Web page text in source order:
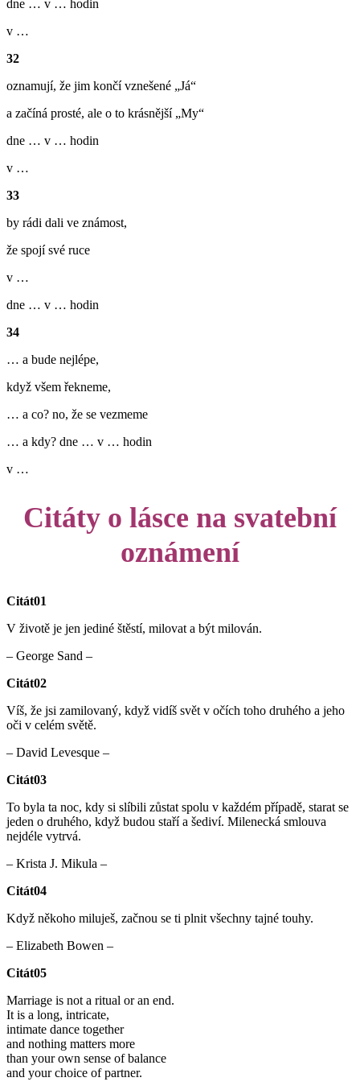
dne … v … hodin
v …
32
oznamují, že jim končí vznešené „Já“
a začíná prosté, ale o to krásnější „My“
dne … v … hodin
v …
33
by rádi dali ve známost,
že spojí své ruce
v …
dne … v … hodin
34
… a bude nejlépe,
když všem řekneme,
… a co? no, že se vezmeme
… a kdy? dne … v … hodin
v …
Citáty o lásce na svatební
oznámení
Citát01
V životě je jen jediné štěstí, milovat a být milován.
– George Sand –
Citát02
Víš, že jsi zamilovaný, když vidíš svět v očích toho druhého a jeho
oči v celém světě.
– David Levesque –
Citát03
To byla ta noc, kdy si slíbili zůstat spolu v každém případě, starat se
jeden o druhého, když budou staří a šediví. Milenecká smlouva
nejdéle vytrvá.
– Krista J. Mikula –
Citát04
Když někoho miluješ, začnou se ti plnit všechny tajné touhy.
– Elizabeth Bowen –
Citát05
Marriage is not a ritual or an end.
It is a long, intricate,
intimate dance together
and nothing matters more
than your own sense of balance
and your choice of partner.